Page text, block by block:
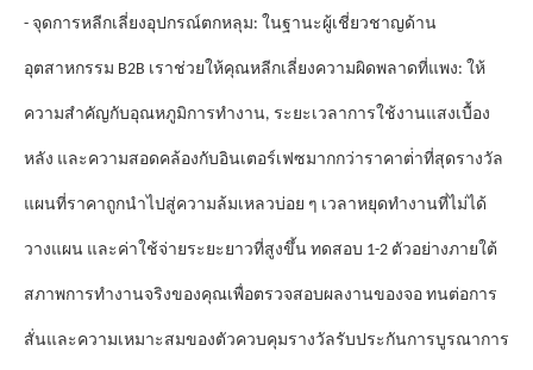
- จุดการหลีกเลี่ยงอุปกรณ์ตกหลุม: ในฐานะผู้เชี่ยวชาญด้าน
อุตสาหกรรม B2B เราช่วยให้คุณหลีกเลี่ยงความผิดพลาดที่แพง: ให้
ความสําคัญกับอุณหภูมิการทํางาน, ระยะเวลาการใช้งานแสงเบื้อง
หลัง และความสอดคล้องกับอินเตอร์เฟซมากกว่าราคาต่ําที่สุดรางวัล
แผนที่ราคาถูกนําไปสู่ความล้มเหลวบ่อย ๆ เวลาหยุดทํางานที่ไม่ได้
วางแผน และค่าใช้จ่ายระยะยาวที่สูงขึ้น ทดสอบ 1-2 ตัวอย่างภายใต้
สภาพการทํางานจริงของคุณเพื่อตรวจสอบผลงานของจอ ทนต่อการ
สั่นและความเหมาะสมของตัวควบคุมรางวัลรับประกันการบูรณาการ